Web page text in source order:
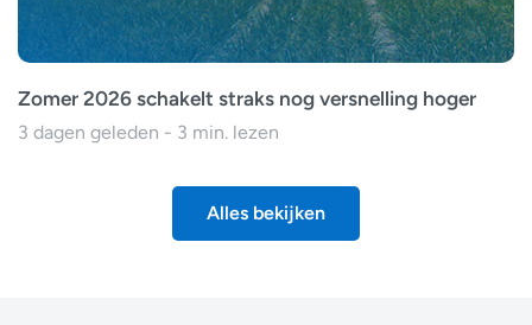
Zomer 2026 schakelt straks nog versnelling hoger
3 dagen geleden - 3 min. lezen
Alles bekijken